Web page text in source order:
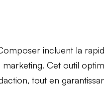
incluent la
Cet outil
tout en